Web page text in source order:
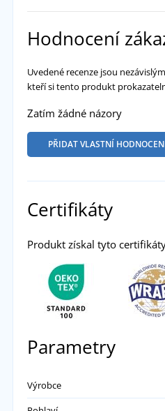
Hodnocení
Uvedené recenze jsou
kteří si tento produkt
Zatím žádné názory
PŘIDAT VLASTNÍ
Certifikáty
Produkt získal tyto
Parametry
Výrobce